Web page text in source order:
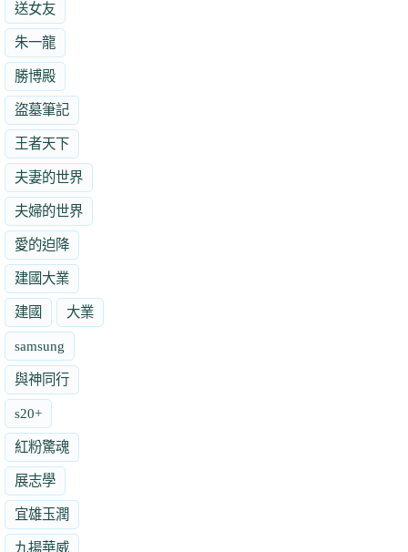
送女友
朱一龍
勝博殿
盜墓筆記
王者天下
夫妻的世界
夫婦的世界
愛的迫降
建國大業
建國 大業
samsung
與神同行
s20+
紅粉驚魂
展志學
宜雄玉潤
九揚華威